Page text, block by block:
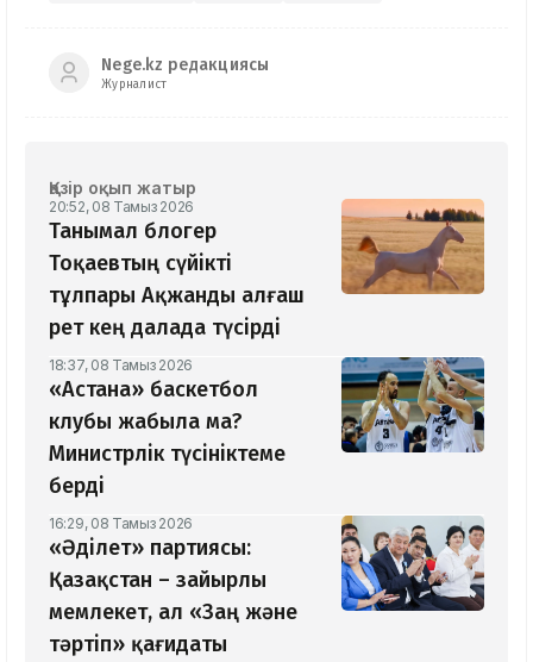
Nege.kz редакциясы
Журналист
Қазір оқып жатыр
20:52, 08 Тамыз 2026
Танымал блогер
Тоқаевтың сүйікті
тұлпары Ақжанды алғаш
рет кең далада түсірді
18:37, 08 Тамыз 2026
«Астана» баскетбол
клубы жабыла ма?
Министрлік түсініктеме
берді
16:29, 08 Тамыз 2026
«Әділет» партиясы:
Қазақстан – зайырлы
мемлекет, ал «Заң және
тәртіп» қағидаты